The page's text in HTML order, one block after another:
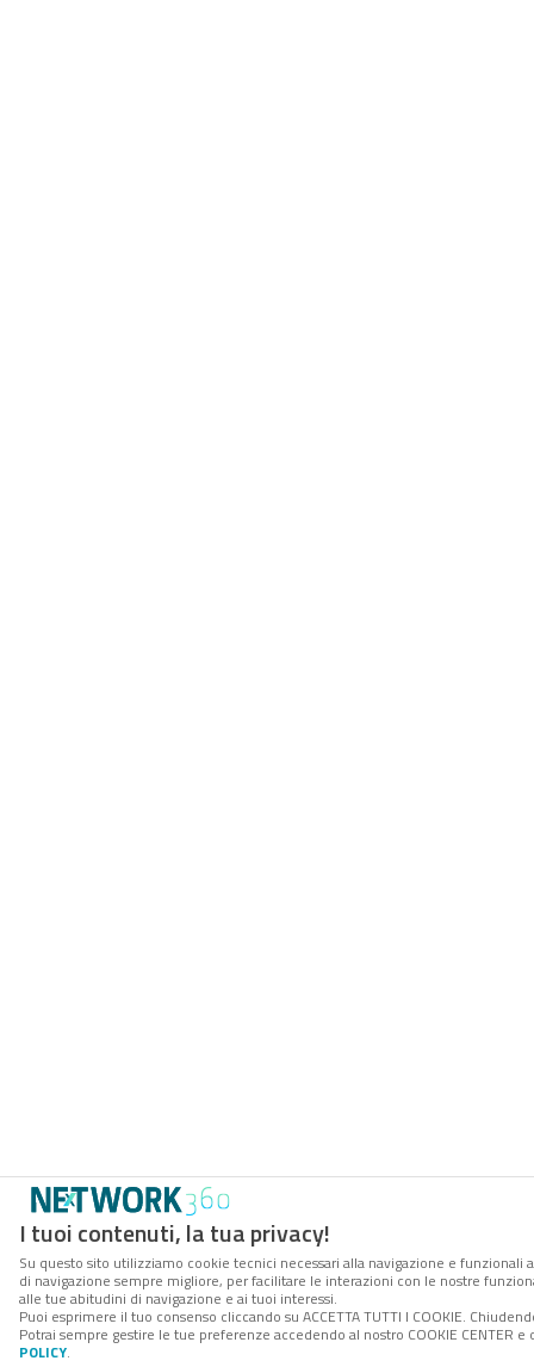
I tuoi contenuti, la tua privacy!
Su questo sito utilizziamo cookie tecnici necessari alla navigazione e
di navigazione sempre migliore, per facilitare le interazioni con le nostre
alle tue abitudini di navigazione e ai tuoi interessi.
Puoi esprimere il tuo consenso cliccando su ACCETTA TUTTI I COOKIE.
Potrai sempre gestire le tue preferenze accedendo al nostro COOKIE
POLICY.